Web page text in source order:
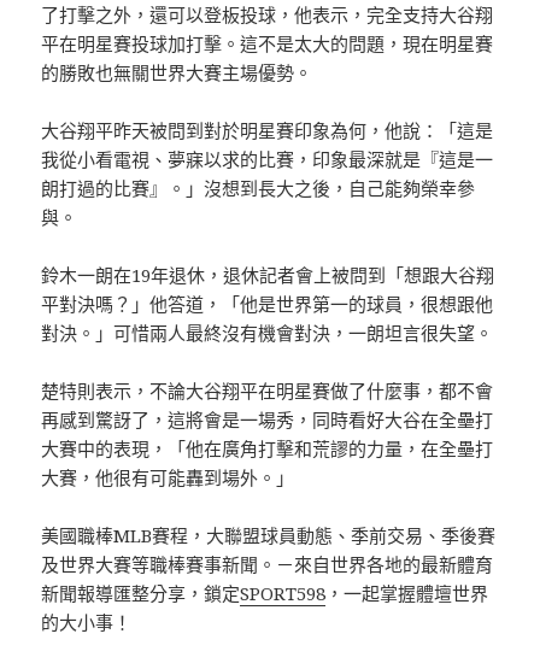
了打擊之外，還可以登板投球，他表示，完全支持大谷翔
平在明星賽投球加打擊。這不是太大的問題，現在明星賽
的勝敗也無關世界大賽主場優勢。
大谷翔平昨天被問到對於明星賽印象為何，他說：「這是
我從小看電視、夢寐以求的比賽，印象最深就是『這是一
朗打過的比賽』。」沒想到長大之後，自己能夠榮幸參
與。
鈴木一朗在19年退休，退休記者會上被問到「想跟大谷翔
平對決嗎？」他答道，「他是世界第一的球員，很想跟他
對決。」可惜兩人最終沒有機會對決，一朗坦言很失望。
楚特則表示，不論大谷翔平在明星賽做了什麼事，都不會
再感到驚訝了，這將會是一場秀，同時看好大谷在全壘打
大賽中的表現，「他在廣角打擊和荒謬的力量，在全壘打
大賽，他很有可能轟到場外。」
美國職棒MLB賽程，大聯盟球員動態、季前交易、季後賽
及世界大賽等職棒賽事新聞。－來自世界各地的最新體育
新聞報導匯整分享，鎖定SPORT598 ，一起掌握體壇世界
的大小事！